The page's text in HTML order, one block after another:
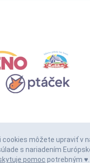
môžete upraviť v
s nariadením
pomoc potrebným